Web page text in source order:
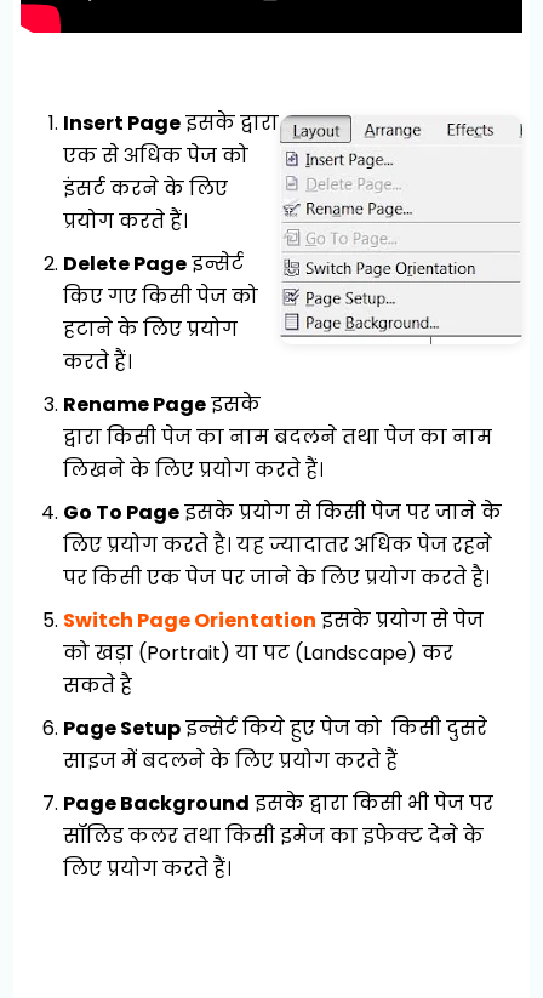
Insert Pageइसके द्वारा
एक से अधिक पेज को
इंसर्ट करने के लिए
प्रयोग करते हैं।
Delete Pageइन्सेर्ट
किए गए किसी पेज को
हटाने के लिए प्रयोग
करते हैं।
Rename Pageइसके
द्वारा किसी पेज का नाम बदलने तथा पेज का नाम
लिखने के लिए प्रयोग करते हैं।
Go To Pageइसके प्रयोग से किसी पेज पर जाने के
लिए प्रयोग करते है। यह ज्यादातर अधिक पेज रहने
पर किसी एक पेज पर जाने के लिए प्रयोग करते है।
Switch Page Orientation इसके प्रयोग से पेज
को खड़ा (Portrait) या पट (Landscape) कर
सकते है
Page Setupइन्सेर्ट किये हुए पेज को किसी दुसरे
साइज में बदलने के लिए प्रयोग करते हैं
Page Background इसके द्वारा किसी भी पेज पर
सॉलिड कलर तथा किसी इमेज का इफेक्ट देने के
लिए प्रयोग करते हैं।